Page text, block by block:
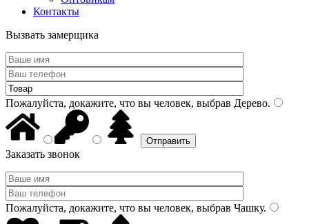
Контакты
Вызвать замерщика
Пожалуйста, докажите, что вы человек, выбрав Дерево.
Заказать звонок
Пожалуйста, докажите, что вы человек, выбрав Чашку.